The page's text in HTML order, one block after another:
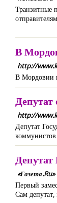
Транзитные
В
http://
В Мордовии
http://
Депутат
Депутат
«Газета.Ru»
Первый
Сам